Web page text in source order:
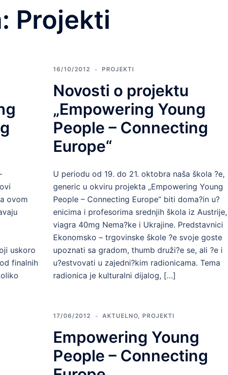
Projekti
ovom
uskoro
finalnih
16/10/2012 PROJEKTI
Novosti o projektu
„Empowering Young
People – Connecting
Europe“
U periodu od 19. do 21. oktobra naša škola ?e,
generic u okviru projekta „Empowering Young
People – Connecting Europe“ biti doma?in u?
enicima i profesorima srednjih škola iz Austrije,
viagra 40mg Nema?ke i Ukrajine. Predstavnici
Ekonomsko – trgovinske škole ?e svoje goste
upoznati sa gradom, thumb druži?e se, ali ?e i
u?estvovati u zajedni?kim radionicama. Tema
radionica je kulturalni dijalog, […]
17/06/2012 AKTUELNO, PROJEKTI
Empowering Young
People – Connecting